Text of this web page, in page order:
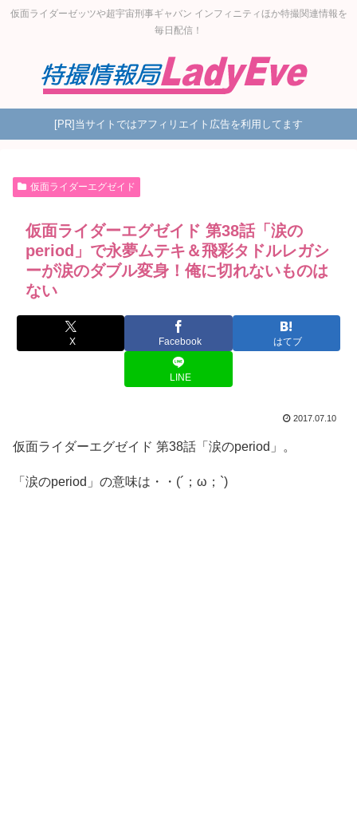
仮面ライダーゼッツや超宇宙刑事ギャバン インフィニティほか特撮関連情報を
毎日配信！
[PR]当サイトではアフィリエイト広告を利用してます
仮面ライダーエグゼイド
仮面ライダーエグゼイド 第38話「涙の
period」で永夢ムテキ＆飛彩タドルレガシ
ーが涙のダブル変身！俺に切れないものは
ない
X Facebook はてブ
LINE
2017.07.10
仮面ライダーエグゼイド 第38話「涙のperiod」。
「涙のperiod」の意味は・・(´；ω；`)